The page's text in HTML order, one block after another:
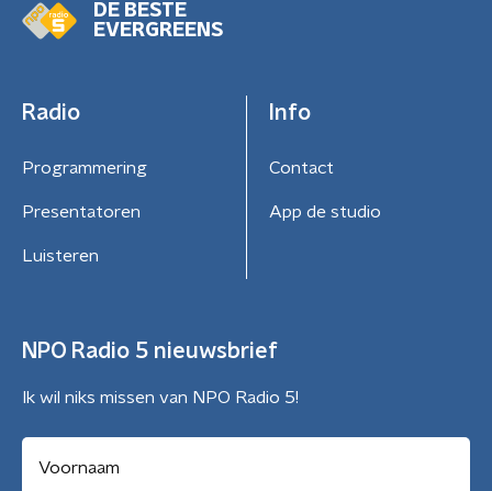
DE BESTE
EVERGREENS
Radio
Programmering
Presentatoren
Luisteren
Info
Contact
App de studio
NPO Radio 5 nieuwsbrief
Ik wil niks missen van NPO Radio 5!